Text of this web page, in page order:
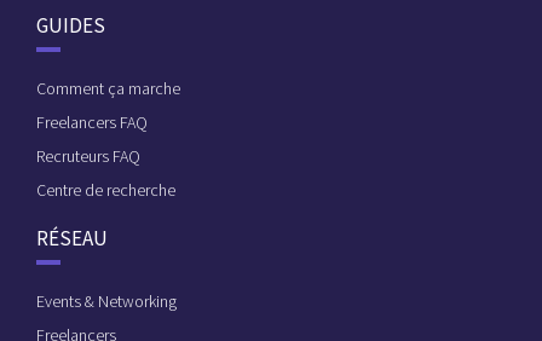
GUIDES
Comment ça marche
Freelancers FAQ
Recruteurs FAQ
Centre de recherche
RÉSEAU
Events & Networking
Freelancers